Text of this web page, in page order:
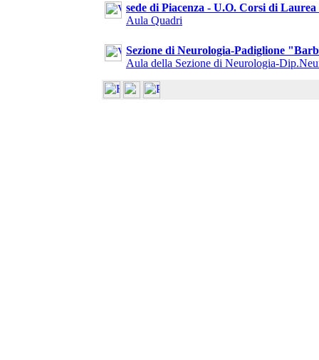
sede di Piacenza - U.O. Corsi di
Aula Quadri
Sezione di Neurologia-Padiglione
Aula della Sezione di Neurologia-